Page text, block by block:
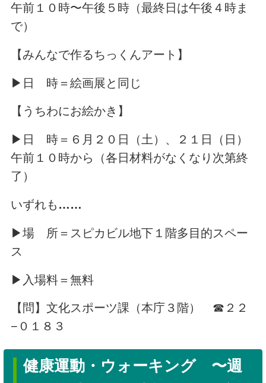
午前１０時〜午後５時（最終日は午後４時ま
で）
【みんなで作るちっくんアート】
▶日 時＝絵画展と同じ
【うちわにお絵かき】
▶日 時＝６月２０日（土）、２１日（日）
午前１０時から（各日材料がなくなり次第終
了）
いずれも ……
▶場 所＝スピカビル地下１階多目的スペー
ス
▶入場料＝無料
【問】文化スポーツ課（本庁３階） ☎２２
−０１８３
健康運動・ウォーキング 〜週